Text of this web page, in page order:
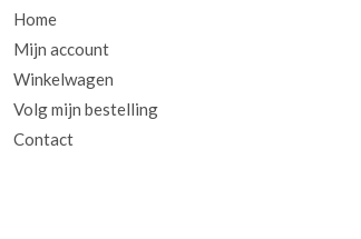
Home
Mijn account
Winkelwagen
Volg mijn bestelling
Contact